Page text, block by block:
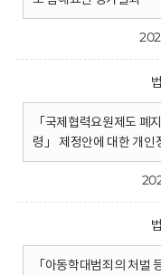
「국제협력요원제도 폐
령」 제정안에 대한 개인
「아동학대범죄의 처벌